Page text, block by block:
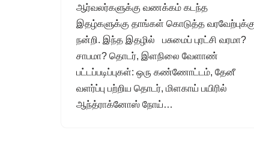
ஆர்வலர்களுக்கு வணக்கம் கடந்த
இதழ்களுக்கு தாங்கள் கொடுத்த
நன்றி. இந்த இதழில் பசுமைப் புரட்சி வரமா?
சாபமா? தொடர், இளநிலை வேளாண்
பட்டப்படிப்புகள்: ஒரு கண்ணோட்டம், தேனீ
வளர்ப்பு பற்றிய தொடர், மிளகாய் பயிரில்
ஆந்த்ராக்னோஸ் நோய்…